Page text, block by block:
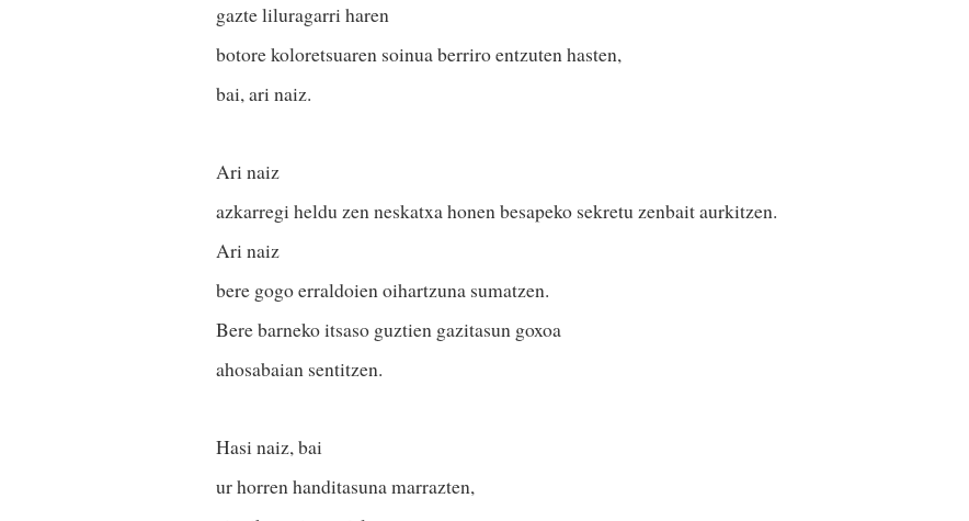
gazte liluragarri haren
botore koloretsuaren soinua berriro entzuten hasten,
bai, ari naiz.
Ari naiz
azkarregi heldu zen neskatxa honen besapeko sekretu zenbait aurkitzen.
Ari naiz
bere gogo erraldoien oihartzuna sumatzen.
Bere barneko itsaso guztien gazitasun goxoa
ahosabaian sentitzen.
Hasi naiz, bai
ur horren handitasuna marrazten,